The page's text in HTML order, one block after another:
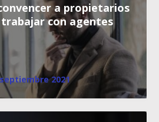
a propietarios
con agentes
2021